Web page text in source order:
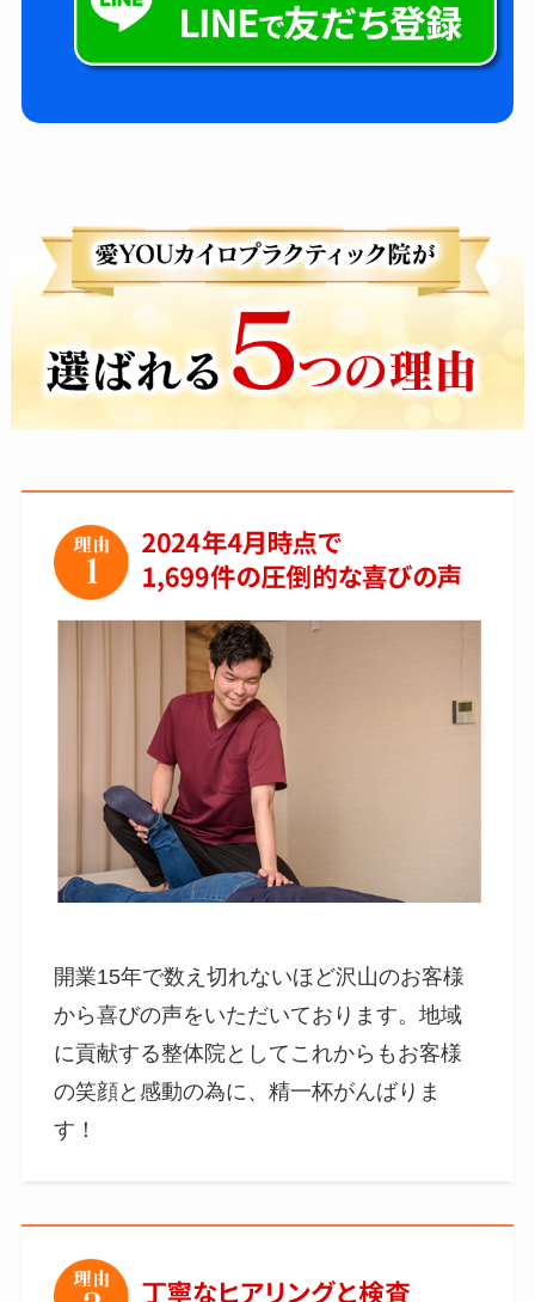
開業15年で数え切れないほど沢山のお客様
から喜びの声をいただいております。地域
に貢献する整体院としてこれからもお客様
の笑顔と感動の為に、精一杯がんばりま
す！